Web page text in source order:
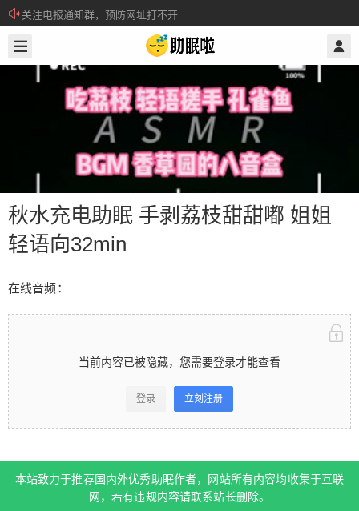
关注电报通知群，预防网址打不开
所有注册用户记得每日来签到领取积分。
秋水充电助眠 手剥荔枝甜甜嘟 姐姐
轻语向32min
在线音频：
当前内容已被隐藏，您需要登录才能查看
登录 立刻注册
本站致力于推荐国内外优秀助眠作者，网站所有内容均收集于互联
网，若有违规内容请联系站长删除。
@ 助眠啦
语向32min
看 登录立刻注册 本站致力于推荐国内外优秀助眠作
者，网站所有内容均收集于互联网，若有违规内容
请联系站长删除。 资源怎么解压 | 关注电报通知群 |
收藏防失联导航 0 收藏
扫描二维码继续阅读